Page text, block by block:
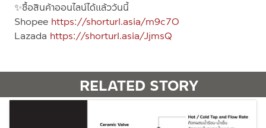
✨ซื้อสินค้าออนไลน์ได้แล้ววันนี้
Shopee https://shorturl.asia/m9c7O
Lazada https://shorturl.asia/JjmsQ
RELATED STORY